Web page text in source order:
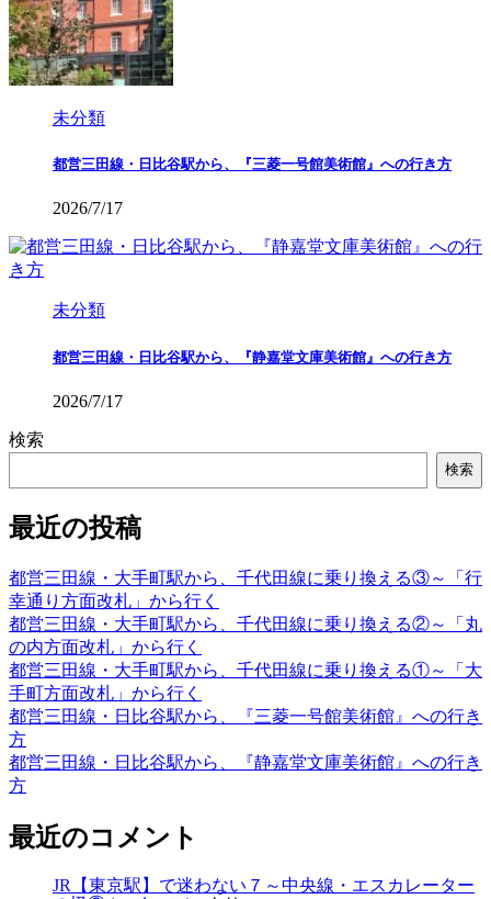
未分類
都営三田線・日比谷駅から、『三菱一号館美術館』への行き方
2026/7/17
未分類
都営三田線・日比谷駅から、『静嘉堂文庫美術館』への行き方
2026/7/17
検索
検索
最近の投稿
都営三田線・大手町駅から、千代田線に乗り換える③～「行
幸通り方面改札」から行く
都営三田線・大手町駅から、千代田線に乗り換える②～「丸
の内方面改札」から行く
都営三田線・大手町駅から、千代田線に乗り換える①～「大
手町方面改札」から行く
都営三田線・日比谷駅から、『三菱一号館美術館』への行き
方
都営三田線・日比谷駅から、『静嘉堂文庫美術館』への行き
方
最近のコメント
JR【東京駅】で迷わない７～中央線・エスカレーター